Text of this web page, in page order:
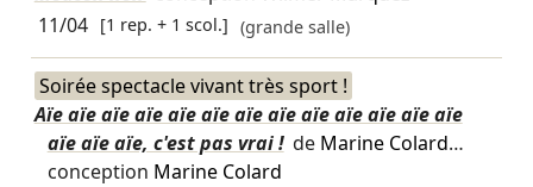
11/04 [1 rep. + 1 scol.] (grande salle)
Soirée spectacle vivant très sport !
Aïe aïe aïe aïe aïe aïe aïe aïe aïe aïe aïe aïe aïe
aïe aïe aïe, c'est pas vrai ! de Marine Colard…
conception Marine Colard